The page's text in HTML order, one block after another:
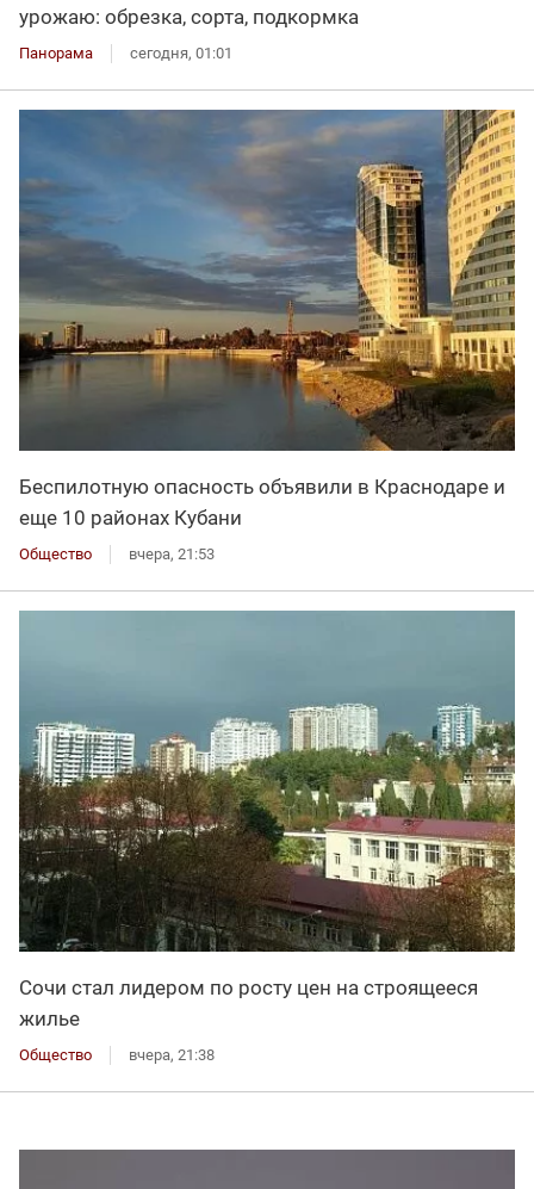
урожаю: обрезка, сорта, подкормка
Панорама сегодня, 01:01
Беспилотную опасность объявили в Краснодаре и
еще 10 районах Кубани
Общество вчера, 21:53
Сочи стал лидером по росту цен на строящееся
жилье
Общество вчера, 21:38